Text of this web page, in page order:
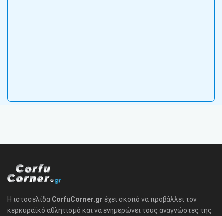
Η ιστοσελίδα CorfuCorner.gr έχει σκοπό να προβάλλει τον
κερκυραϊκό αθλητισμό και να ενημερώνει τους αναγνώστες της